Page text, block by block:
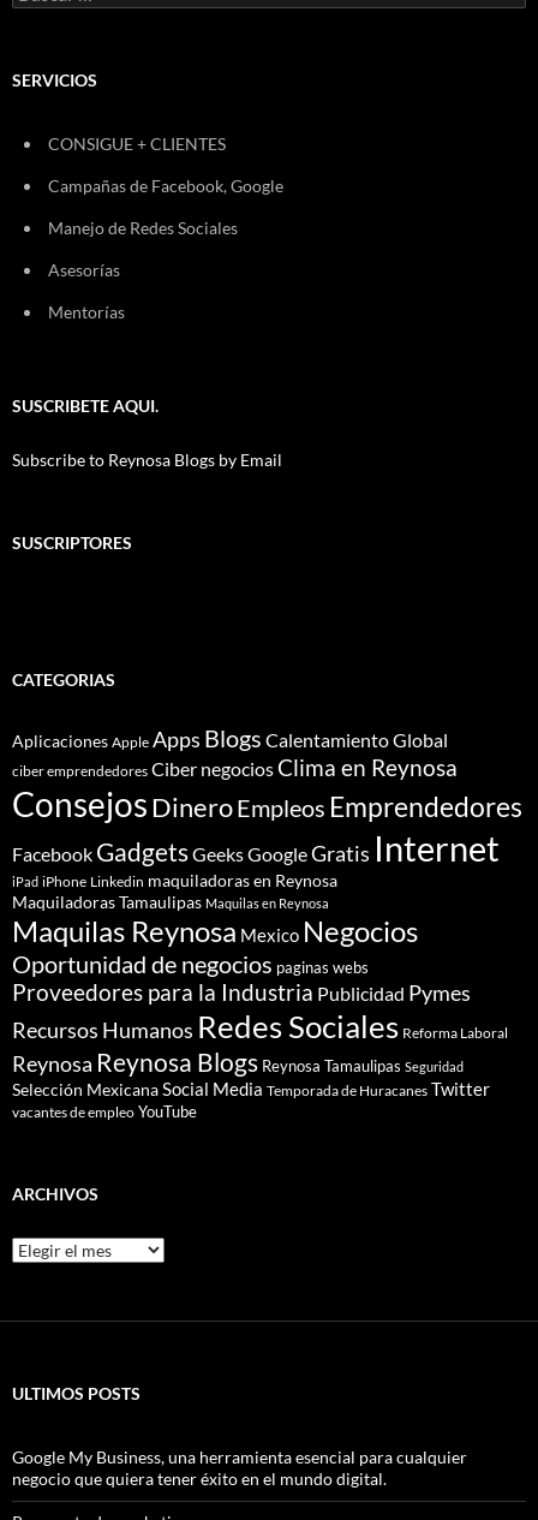
SERVICIOS
CONSIGUE + CLIENTES
Campañas de Facebook, Google
Manejo de Redes Sociales
Asesorías
Mentorías
SUSCRIBETE AQUI.
Subscribe to Reynosa Blogs by Email
SUSCRIPTORES
CATEGORIAS
Aplicaciones Apple Apps Blogs Calentamiento Global
ciber emprendedores Ciber negociosClima en Reynosa
ConsejosDineroEmpleos Emprendedores
Facebook GadgetsGeeksGoogleGratis Internet
iPad iPhone Linkedin maquiladoras en Reynosa
Maquiladoras Tamaulipas Maquilas en Reynosa
Maquilas Reynosa Mexico Negocios
Oportunidad de negocios paginas webs
Proveedores para la Industria Publicidad Pymes
Recursos Humanos Redes Sociales Reforma Laboral
Reynosa Reynosa Blogs Reynosa Tamaulipas Seguridad
Selección MexicanaSocial Media Temporada de Huracanes Twitter
vacantes de empleo YouTube
ARCHIVOS
Archivos
ULTIMOS POSTS
Google My Business, una herramienta esencial para cualquier
negocio que quiera tener éxito en el mundo digital.